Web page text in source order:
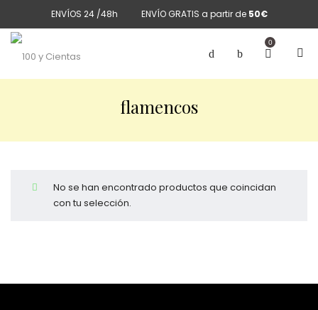
ENVÍOS 24 /48h ENVÍO GRATIS a partir de 50€
0
flamencos
No se han encontrado productos que coincidan
con tu selección.